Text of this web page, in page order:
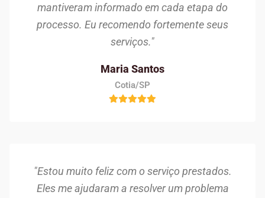
mantiveram informado em cada etapa do
processo. Eu recomendo fortemente seus
serviços."
Maria Santos
Cotia/SP
"Estou muito feliz com o serviço prestados.
Eles me ajudaram a resolver um problema